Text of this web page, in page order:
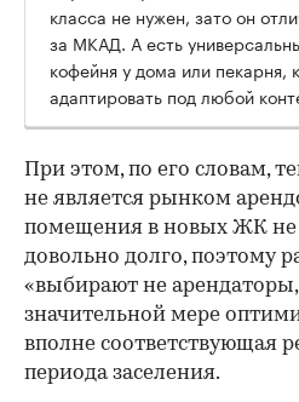
класса не нужен, зато он
за МКАД. А есть
кофейня у дома или пекарня,
адаптировать под любой
При этом, по его словам,
не является рынком
помещения в новых ЖК не
довольно долго, поэтому
«выбирают не
значительной мере
вполне соответствующая
периода заселения.